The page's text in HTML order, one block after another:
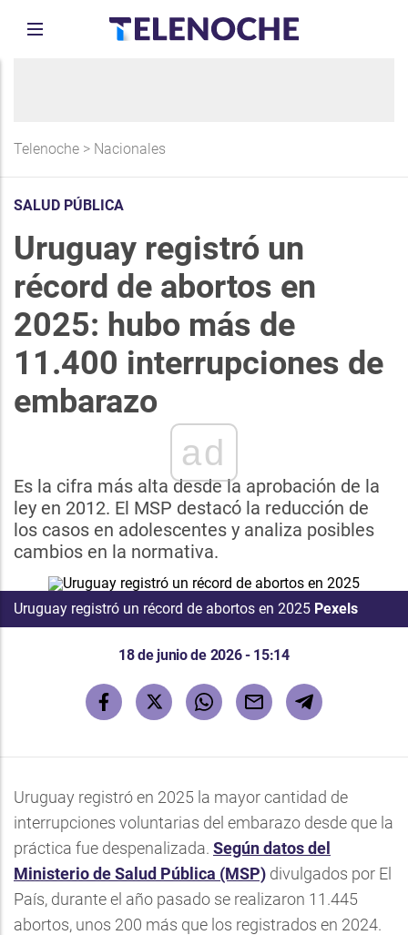
Telenoche > Nacionales
SALUD PÚBLICA
Uruguay registró un
récord de abortos en
2025: hubo más de
11.400 interrupciones de
embarazo
ad
Es la cifra más alta desde la aprobación de la
ley en 2012. El MSP destacó la reducción de
los casos en adolescentes y analiza posibles
cambios en la normativa.
Uruguay registró un récord de abortos en 2025 Pexels
18 de junio de 2026 - 15:14
Uruguay registró en 2025 la mayor cantidad de
interrupciones voluntarias del embarazo desde que la
práctica fue despenalizada. Según datos del
Ministerio de Salud Pública (MSP) divulgados por El
País, durante el año pasado se realizaron 11.445
abortos, unos 200 más que los registrados en 2024.